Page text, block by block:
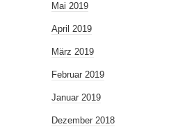
Mai 2019
April 2019
März 2019
Februar 2019
Januar 2019
Dezember 2018